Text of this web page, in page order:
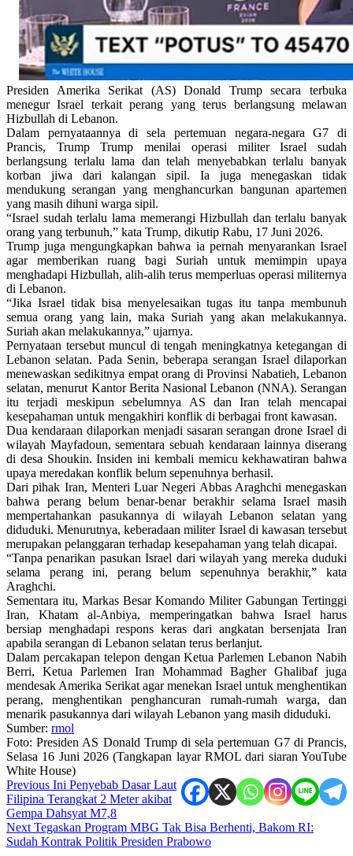
Presiden Amerika Serikat (AS) Donald Trump secara terbuka
menegur Israel terkait perang yang terus berlangsung melawan
Hizbullah di Lebanon.
Dalam pernyataannya di sela pertemuan negara-negara G7 di
Prancis, Trump Trump menilai operasi militer Israel sudah
berlangsung terlalu lama dan telah menyebabkan terlalu banyak
korban jiwa dari kalangan sipil. Ia juga menegaskan tidak
mendukung serangan yang menghancurkan bangunan apartemen
yang masih dihuni warga sipil.
“Israel sudah terlalu lama memerangi Hizbullah dan terlalu banyak
orang yang terbunuh,” kata Trump, dikutip Rabu, 17 Juni 2026.
Trump juga mengungkapkan bahwa ia pernah menyarankan Israel
agar memberikan ruang bagi Suriah untuk memimpin upaya
menghadapi Hizbullah, alih-alih terus memperluas operasi militernya
di Lebanon.
“Jika Israel tidak bisa menyelesaikan tugas itu tanpa membunuh
semua orang yang lain, maka Suriah yang akan melakukannya.
Suriah akan melakukannya,” ujarnya.
Pernyataan tersebut muncul di tengah meningkatnya ketegangan di
Lebanon selatan. Pada Senin, beberapa serangan Israel dilaporkan
menewaskan sedikitnya empat orang di Provinsi Nabatieh, Lebanon
selatan, menurut Kantor Berita Nasional Lebanon (NNA). Serangan
itu terjadi meskipun sebelumnya AS dan Iran telah mencapai
kesepahaman untuk mengakhiri konflik di berbagai front kawasan.
Dua kendaraan dilaporkan menjadi sasaran serangan drone Israel di
wilayah Mayfadoun, sementara sebuah kendaraan lainnya diserang
di desa Shoukin. Insiden ini kembali memicu kekhawatiran bahwa
upaya meredakan konflik belum sepenuhnya berhasil.
Dari pihak Iran, Menteri Luar Negeri Abbas Araghchi menegaskan
bahwa perang belum benar-benar berakhir selama Israel masih
mempertahankan pasukannya di wilayah Lebanon selatan yang
diduduki. Menurutnya, keberadaan militer Israel di kawasan tersebut
merupakan pelanggaran terhadap kesepahaman yang telah dicapai.
“Tanpa penarikan pasukan Israel dari wilayah yang mereka duduki
selama perang ini, perang belum sepenuhnya berakhir,” kata
Araghchi.
Sementara itu, Markas Besar Komando Militer Gabungan Tertinggi
Iran, Khatam al-Anbiya, memperingatkan bahwa Israel harus
bersiap menghadapi respons keras dari angkatan bersenjata Iran
apabila serangan di Lebanon selatan terus berlanjut.
Dalam percakapan telepon dengan Ketua Parlemen Lebanon Nabih
Berri, Ketua Parlemen Iran Mohammad Bagher Ghalibaf juga
mendesak Amerika Serikat agar menekan Israel untuk menghentikan
perang, menghentikan penghancuran rumah-rumah warga, dan
menarik pasukannya dari wilayah Lebanon yang masih diduduki.
Sumber: rmol
Foto: Presiden AS Donald Trump di sela pertemuan G7 di Prancis,
Selasa 16 Juni 2026 (Tangkapan layar RMOL dari siaran YouTube
White House)
Post
navigation
Previous Ini Penyebab Dasar Laut
Filipina Terangkat 2 Meter akibat
Gempa Dahsyat M7,8
Next Tegaskan Program MBG Tak Bisa Berhenti, Bakom RI:
Sudah Kontrak Politik Presiden Prabowo